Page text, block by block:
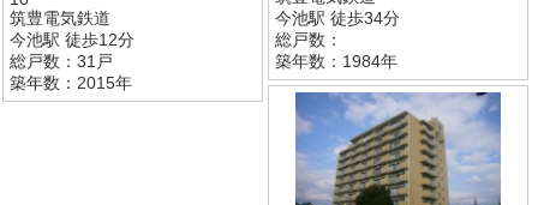
筑豊電気鉄道
今池駅 徒歩12分
総戸数：31戸
築年数：2015年
今池駅 徒歩34分
総戸数：
築年数：1984年